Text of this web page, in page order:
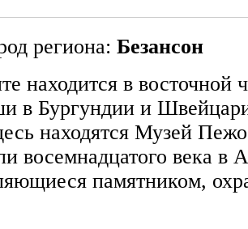
региона: Безансон
находится в восточной
в Бургундии и
находятся Музей
восемнадцатого века
памятником,